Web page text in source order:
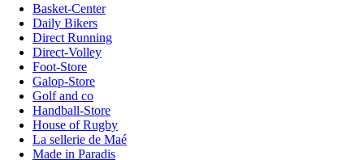
Basket-Center
Daily Bikers
Direct Running
Direct-Volley
Foot-Store
Galop-Store
Golf and co
Handball-Store
House of Rugby
La sellerie de Maé
Made in Paradis